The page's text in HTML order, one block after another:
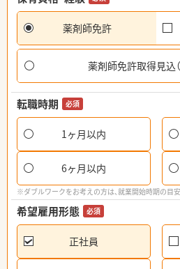
薬剤師免許
薬剤師免許取得見込
転職時期 必須
1ヶ月以内
6ヶ月以内
※ダブルワークをお考えの方は、就業開始時期の目
希望雇用形態 必須
正社員